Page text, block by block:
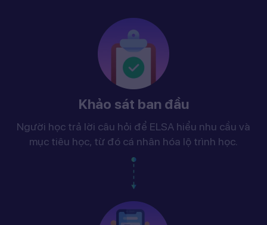
Khảo sát ban đầu
Người học trả lời câu hỏi để ELSA hiểu nhu cầu và
mục tiêu học, từ đó cá nhân hóa lộ trình học.